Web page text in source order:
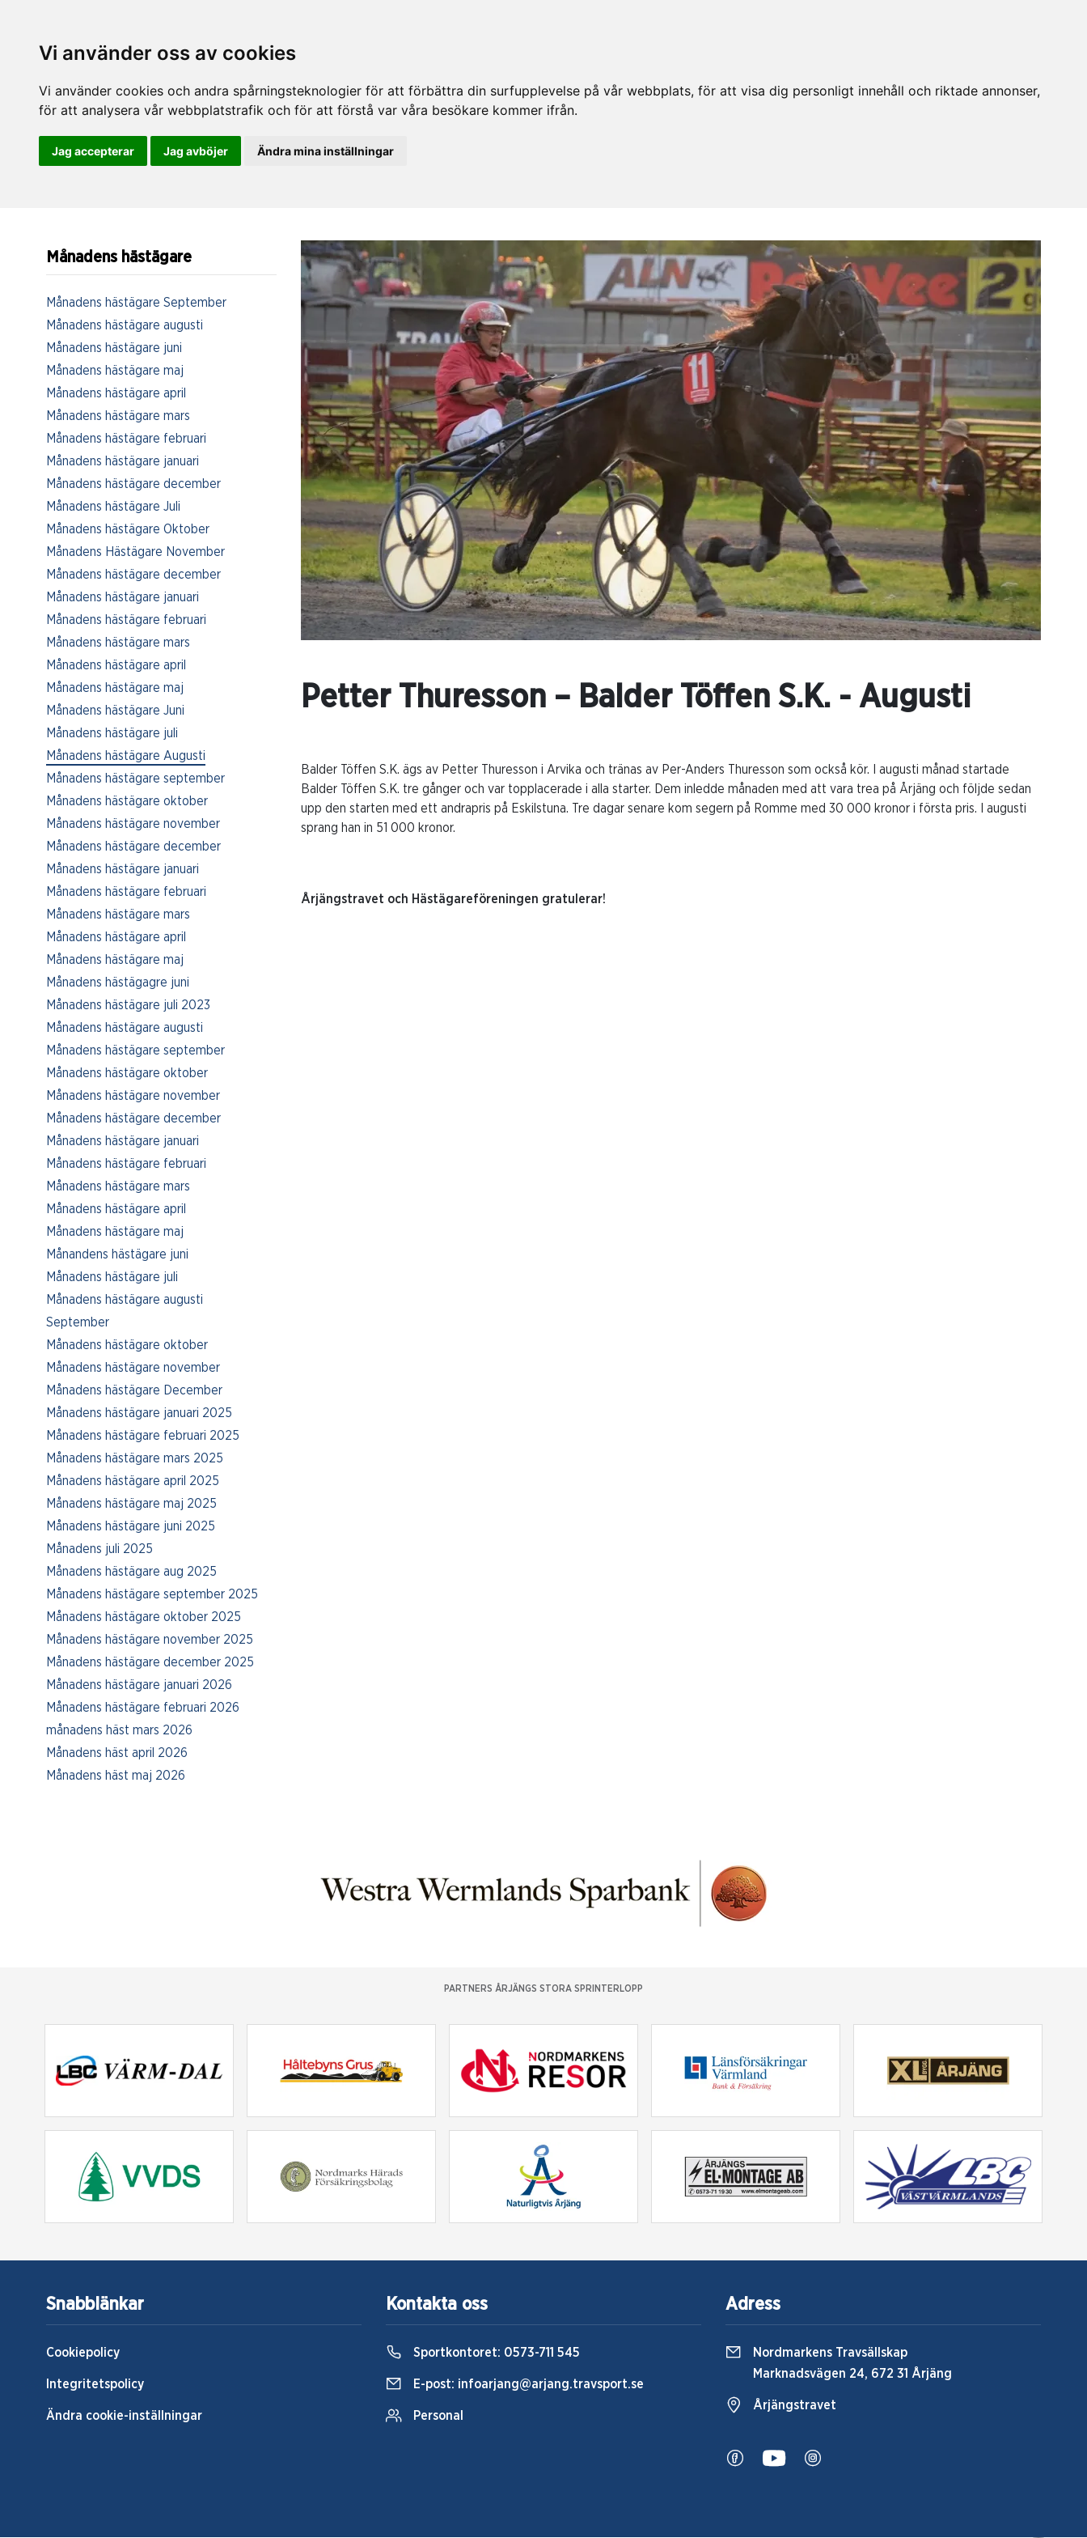
Vi använder oss av cookies
Vi använder cookies och andra spårningsteknologier för att förbättra din surfupplevelse på vår webbplats, för att visa dig personligt innehåll och riktade annonser,
för att analysera vår webbplatstrafik och för att förstå var våra besökare kommer ifrån.
Jag accepterar Jag avböjer Ändra mina inställningar
Månadens hästägare
Månadens hästägare September
Månadens hästägare augusti
Månadens hästägare juni
Månadens hästägare maj
Månadens hästägare april
Månadens hästägare mars
Månadens hästägare februari
Månadens hästägare januari
Månadens hästägare december
Månadens hästägare Juli
Månadens hästägare Oktober
Månadens Hästägare November
Månadens hästägare december
Månadens hästägare januari
Månadens hästägare februari
Månadens hästägare mars
Månadens hästägare april
Månadens hästägare maj
Månadens hästägare Juni
Månadens hästägare juli
Månadens hästägare Augusti
Månadens hästägare september
Månadens hästägare oktober
Månadens hästägare november
Månadens hästägare december
Månadens hästägare januari
Månadens hästägare februari
Månadens hästägare mars
Månadens hästägare april
Månadens hästägare maj
Månadens hästägagre juni
Månadens hästägare juli 2023
Månadens hästägare augusti
Månadens hästägare september
Månadens hästägare oktober
Månadens hästägare november
Månadens hästägare december
Månadens hästägare januari
Månadens hästägare februari
Månadens hästägare mars
Månadens hästägare april
Månadens hästägare maj
Månandens hästägare juni
Månadens hästägare juli
Månadens hästägare augusti
September
Månadens hästägare oktober
Månadens hästägare november
Månadens hästägare December
Månadens hästägare januari 2025
Månadens hästägare februari 2025
Månadens hästägare mars 2025
Månadens hästägare april 2025
Månadens hästägare maj 2025
Månadens hästägare juni 2025
Månadens juli 2025
Månadens hästägare aug 2025
Månadens hästägare september 2025
Månadens hästägare oktober 2025
Månadens hästägare november 2025
Månadens hästägare december 2025
Månadens hästägare januari 2026
Månadens hästägare februari 2026
månadens häst mars 2026
Månadens häst april 2026
Månadens häst maj 2026
Petter Thuresson – Balder Töffen S.K. - Augusti
Balder Töffen S.K. ägs av Petter Thuresson i Arvika och tränas av Per-Anders Thuresson som också kör. I augusti månad startade
Balder Töffen S.K. tre gånger och var topplacerade i alla starter. Dem inledde månaden med att vara trea på Årjäng och följde sedan
upp den starten med ett andrapris på Eskilstuna. Tre dagar senare kom segern på Romme med 30 000 kronor i första pris. I augusti
sprang han in 51 000 kronor.
Årjängstravet och Hästägareföreningen gratulerar!
PARTNERS ÅRJÄNGS STORA SPRINTERLOPP
Snabblänkar
Cookiepolicy
Integritetspolicy
Ändra cookie-inställningar
Kontakta oss
Sportkontoret: 0573-711 545
E-post: infoarjang@arjang.travsport.se
Personal
Adress
Nordmarkens Travsällskap
Marknadsvägen 24, 672 31 Årjäng
Årjängstravet